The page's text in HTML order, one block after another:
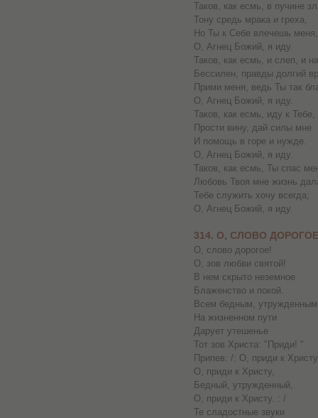
Таков, как есмь, в пучине
Тону средь мрака и греха,
Но Ты к Себе влечешь
О, Агнец Божий, я иду.
Таков, как есмь, и слеп, и
Бессилен, правды долгий
Прими меня, ведь Ты так
О, Агнец Божий, я иду.
Таков, как есмь, иду к Тебе,
Прости вину, дай силы мне
И помощь в горе и нужде.
О, Агнец Божий, я иду.
Таков, как есмь, Ты спас
Любовь Твоя мне жизнь
Тебе служить хочу всегда;
О, Агнец Божий, я иду.
314. О, СЛОВО ДОРОГОЕ
О, слово дорогое!
О, зов любви святой!
В нем скрыто неземное
Блаженство и покой.
Всем бедным, утружденным
На жизненном пути
Дарует утешенье
Тот зов Христа: "Приди! "
Припев: /: О, приди к
О, приди к Христу,
Бедный, утружденный,
О, приди к Христу. : /
Те сладостные звуки